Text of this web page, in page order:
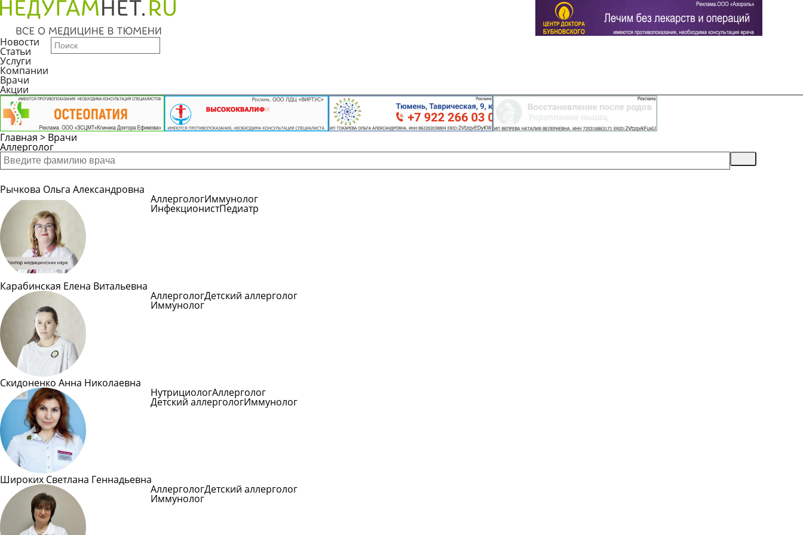
Новости
Статьи
Услуги
Компании
Врачи
Акции
Главная > Врачи
Аллерголог
Рычкова Ольга Александровна
АллергологИммунолог
ИнфекционистПедиатр
Карабинская Елена Витальевна
АллергологДетский аллерголог
Иммунолог
Скидоненко Анна Николаевна
НутрициологАллерголог
Детский аллергологИммунолог
Широких Светлана Геннадьевна
АллергологДетский аллерголог
Иммунолог